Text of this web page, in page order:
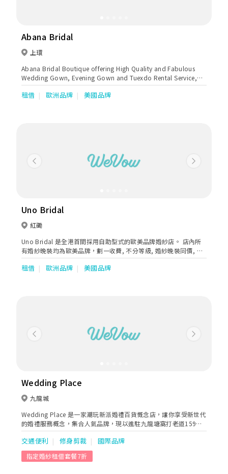
Abana Bridal
上環
Abana Bridal Boutique offering High Quality and Fabulous
Wedding Gown, Evening Gown and Tuexdo Rental Service,
we also make to order to your individual desire. We have
different dresses to suit individual needs from simple to
租借 歐洲品牌 美國品牌
Previous Next
Uno Bridal
紅磡
Uno Bridal 是全港首間採用自助型式的歐美品牌婚紗店。 店內所
有婚紗晚裝均為歐美品牌，劃一收費, 不分等級, 婚紗晚裝同價, 一
般租期為7天。所有價格已包清潔費及改衫費。 Uno Bridal 代理品
牌包括 Jovani, JVN by Jovani, Rebecca Ingram, Adriana Alier
租借 歐洲品牌 美國品牌
Previous Next
Wedding Place
九龍城
Wedding Place 是一家潮玩新派婚禮百貨慨念店，讓你享受新世代
的婚禮服務概念，集合人氣品牌，現以進駐九龍塘窩打老道159
號。推出 - K.bridal 水晶婚紗及晚裝專門店。
交通便利 修身剪裁 國際品牌
指定婚紗租借套餐7折